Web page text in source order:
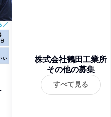
株式会社鶴田工業所
その他の募集
すべて見る